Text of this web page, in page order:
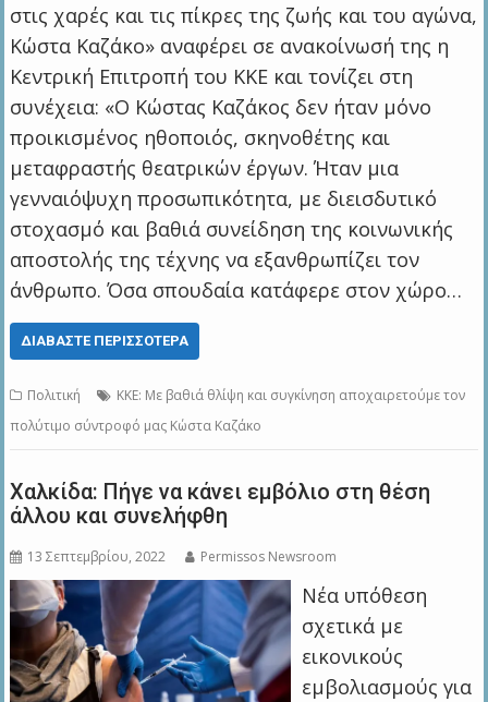
στις χαρές και τις πίκρες της ζωής και του αγώνα,
Κώστα Καζάκο» αναφέρει σε ανακοίνωσή της η
Κεντρική Επιτροπή του ΚΚΕ και τονίζει στη
συνέχεια: «Ο Κώστας Καζάκος δεν ήταν μόνο
προικισμένος ηθοποιός, σκηνοθέτης και
μεταφραστής θεατρικών έργων. Ήταν μια
γενναιόψυχη προσωπικότητα, με διεισδυτικό
στοχασμό και βαθιά συνείδηση της κοινωνικής
αποστολής της τέχνης να εξανθρωπίζει τον
άνθρωπο. Όσα σπουδαία κατάφερε στον χώρο…
ΔΙΑΒΆΣΤΕ ΠΕΡΙΣΣΌΤΕΡΑ
Πολιτική
ΚΚΕ: Με βαθιά θλίψη και συγκίνηση αποχαιρετούμε τον
πολύτιμο σύντροφό μας Κώστα Καζάκο
Χαλκίδα: Πήγε να κάνει εμβόλιο στη θέση
άλλου και συνελήφθη
13 Σεπτεμβρίου, 2022 Permissos Newsroom
Νέα υπόθεση
σχετικά με
εικονικούς
εμβολιασμούς για